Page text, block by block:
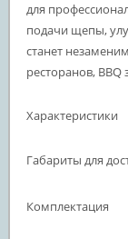
для
подачи щепы,
станет
ресторанов, BBQ
Характеристики
Габариты для
Комплектация